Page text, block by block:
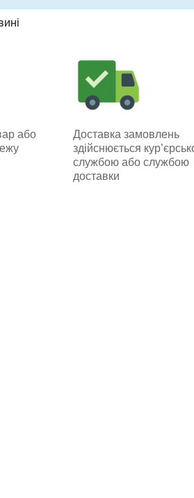
або
Доставка замовлень
здійснюється
службою або службою
доставки